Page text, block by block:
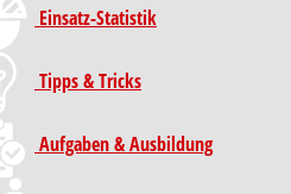
Einsatz-Statistik
Tipps & Tricks
Aufgaben & Ausbildung